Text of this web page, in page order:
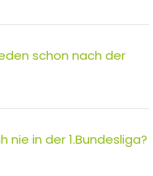
schon nach der
nie in der 1.Bundesliga?